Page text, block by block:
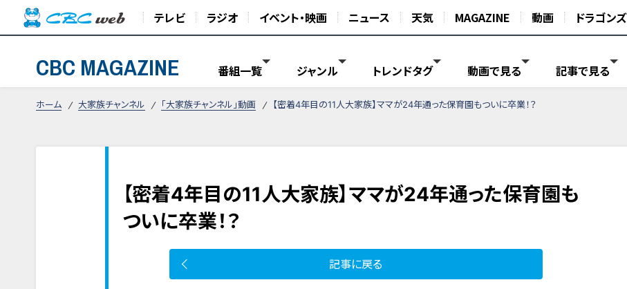
テレビ ラジオ イベント・映画 ニュース 天気 MAGAZINE 動画 ドラゴンズ
CBC MAGAZINE 番組一覧 ジャンル トレンドタグ 動画で見る 記事で見る
ホーム 大家族チャンネル 「大家族チャンネル」動画 【密着4年目の11人大家族】ママが24年通った保育園もついに卒業！？
【密着4年目の11人大家族】ママが24年通った保育園も
ついに卒業！？
記事に戻る